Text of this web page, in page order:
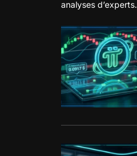
analyses d’experts.